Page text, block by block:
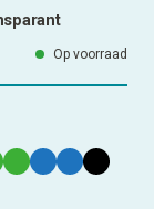
Op voorraad